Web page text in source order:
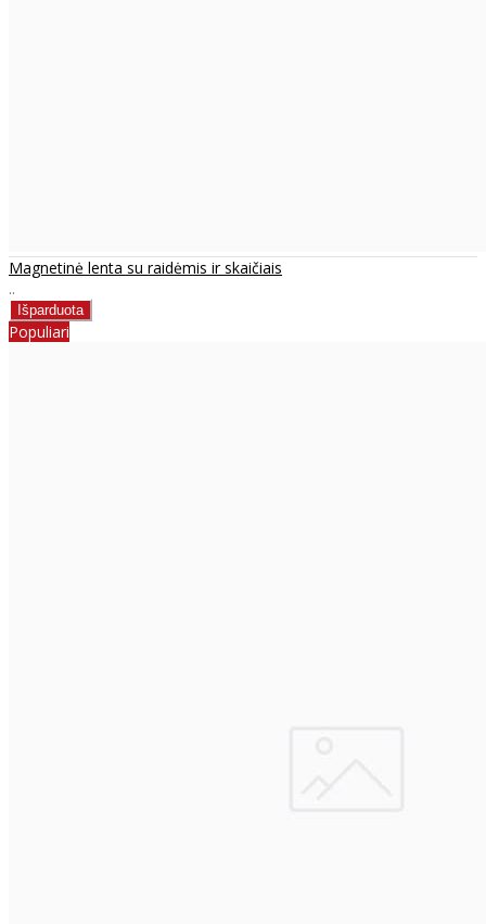
Magnetinė lenta su raidėmis ir skaičiais
..
Populiari